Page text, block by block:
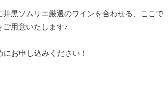
黒ソムリエ厳選のワインを合わせる、ここで
用意いたします♪
お申し込みください！